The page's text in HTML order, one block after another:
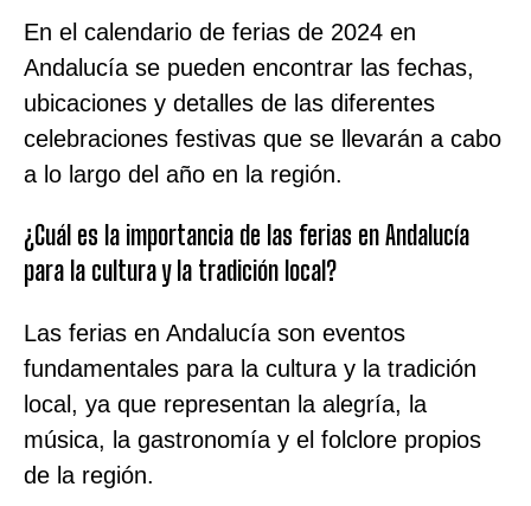
En el calendario de ferias de 2024 en
Andalucía se pueden encontrar las fechas,
ubicaciones y detalles de las diferentes
celebraciones festivas que se llevarán a cabo
a lo largo del año en la región.
¿Cuál es la importancia de las ferias en Andalucía
para la cultura y la tradición local?
Las ferias en Andalucía son eventos
fundamentales para la cultura y la tradición
local, ya que representan la alegría, la
música, la gastronomía y el folclore propios
de la región.